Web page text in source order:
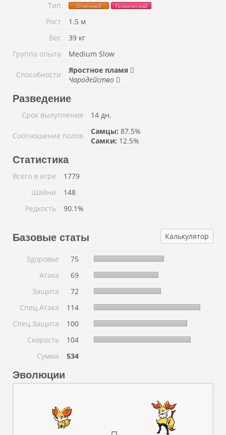
Тип
Огненный Психический
Рост
1.5 м
Вес
39 кг
Группа опыта
Medium Slow
Способности
Яростное пламя
Чародейство
Разведение
Срок вылупления 14 дн.
Соотношение полов Самцы: 87.5%
Самки: 12.5%
Статистика
Всего в игре
1779
Шайни
148
Редкость
90.1%
Базовые статы Калькулятор
Здоровье
75
Атака
69
Защита
72
Спец.Атака
114
Спец.Защита
100
Скорость
104
Сумма
534
Эволюции